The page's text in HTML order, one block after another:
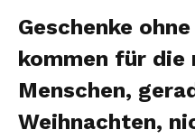
Geschenke
kommen für die
Menschen,
Weihnachten,